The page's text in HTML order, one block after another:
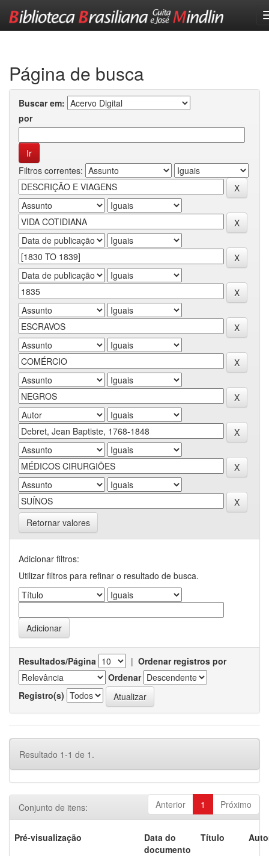
Página de busca
Buscar em:
por
Filtros correntes:
Retornar valores
Adicionar filtros:
Utilizar filtros para refinar o resultado de busca.
Resultados/Página | Ordenar registros por
Ordenar
Registro(s)
Resultado 1-1 de 1.
Anterior 1 Próximo
Conjunto de itens:
Pré-visualização
Data do
documento
Título